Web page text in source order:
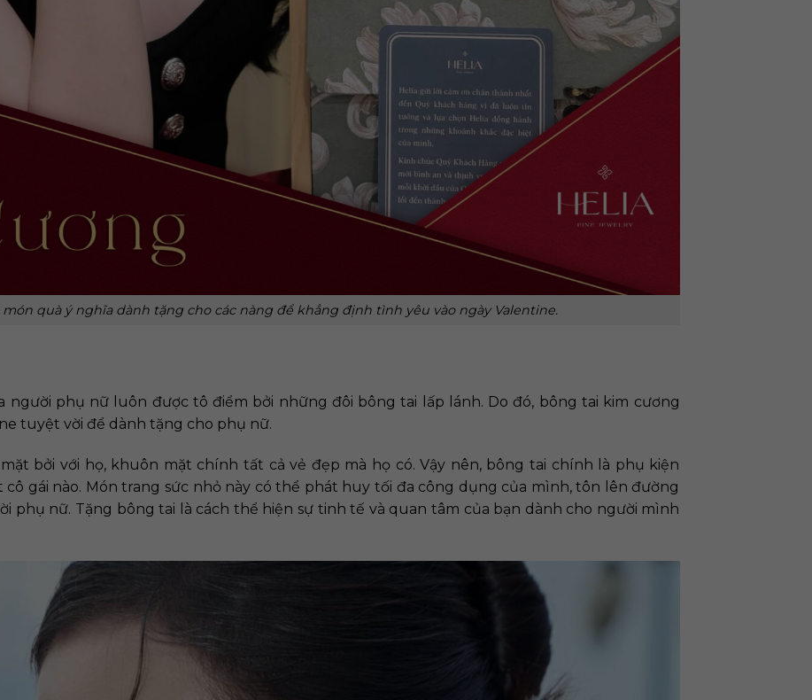
quà ý nghĩa dành tặng cho các nàng để khẳng định tình yêu vào ngày Valentine.
người phụ nữ luôn được tô điểm bởi những đôi bông tai lấp lánh. Do đó, bông tai kim cương
tuyệt vời để dành tặng cho phụ nữ.
bởi với họ, khuôn mặt chính tất cả vẻ đẹp mà họ có. Vậy nên, bông tai chính là phụ kiện
gái nào. Món trang sức nhỏ này có thể phát huy tối đa công dụng của mình, tôn lên đường
phụ nữ. Tặng bông tai là cách thể hiện sự tinh tế và quan tâm của bạn dành cho người mình